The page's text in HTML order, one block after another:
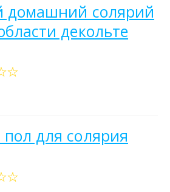
домашний солярий
декольте
для солярия